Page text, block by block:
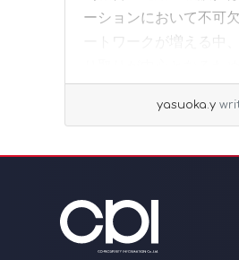
ーションにおいて不可
ートワークが増える中
yasuoka.y